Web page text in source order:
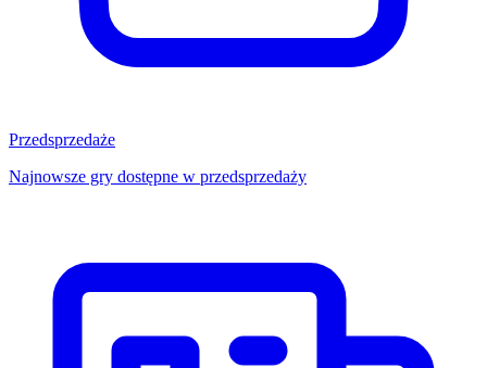
Przedsprzedaże
Najnowsze gry dostępne w przedsprzedaży